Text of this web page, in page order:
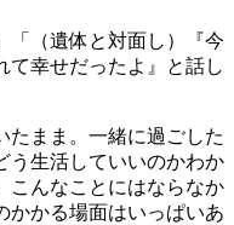
「（遺体と対面し）『今
て幸せだったよ』と話し
たまま。一緒に過ごした
う生活していいのかわか
こんなことにはならなか
かかる場面はいっぱいあ